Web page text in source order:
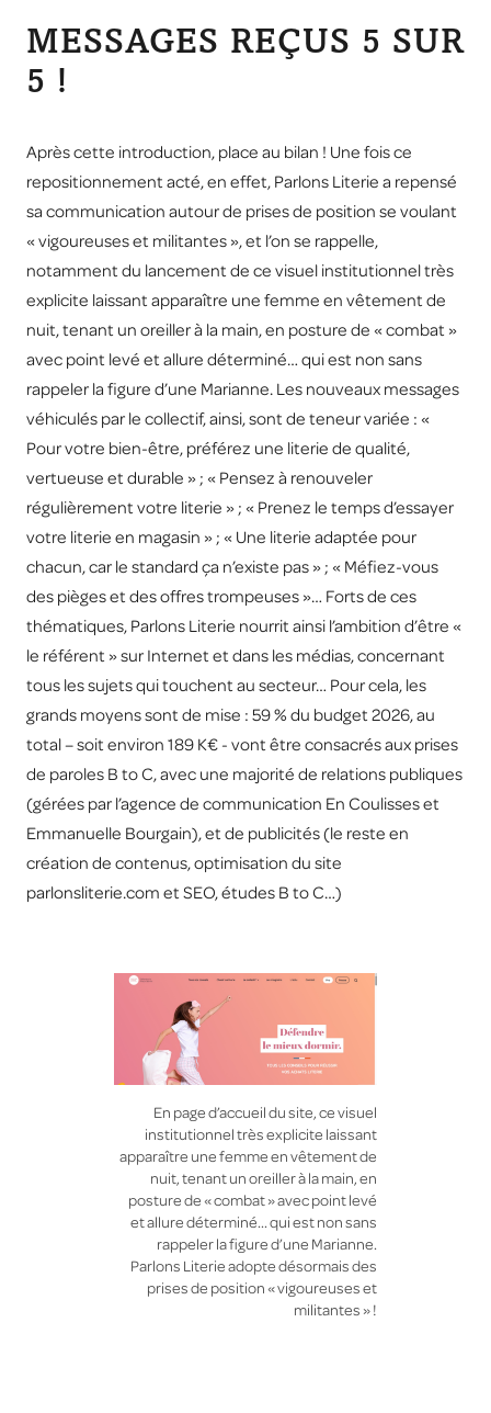
MESSAGES REÇUS 5 SUR
5 !
Après cette introduction, place au bilan ! Une fois ce
repositionnement acté, en effet, Parlons Literie a repensé
sa communication autour de prises de position se voulant
« vigoureuses et militantes », et l’on se rappelle,
notamment du lancement de ce visuel institutionnel très
explicite laissant apparaître une femme en vêtement de
nuit, tenant un oreiller à la main, en posture de « combat »
avec point levé et allure déterminé… qui est non sans
rappeler la figure d’une Marianne. Les nouveaux messages
véhiculés par le collectif, ainsi, sont de teneur variée : «
Pour votre bien-être, préférez une literie de qualité,
vertueuse et durable » ; « Pensez à renouveler
régulièrement votre literie » ; « Prenez le temps d’essayer
votre literie en magasin » ; « Une literie adaptée pour
chacun, car le standard ça n’existe pas » ; « Méfiez-vous
des pièges et des offres trompeuses »… Forts de ces
thématiques, Parlons Literie nourrit ainsi l’ambition d’être «
le référent » sur Internet et dans les médias, concernant
tous les sujets qui touchent au secteur… Pour cela, les
grands moyens sont de mise : 59 % du budget 2026, au
total – soit environ 189 K€ - vont être consacrés aux prises
de paroles B to C, avec une majorité de relations publiques
(gérées par l’agence de communication En Coulisses et
Emmanuelle Bourgain), et de publicités (le reste en
création de contenus, optimisation du site
parlonsliterie.com et SEO, études B to C…)
En page d’accueil du site, ce visuel
institutionnel très explicite laissant
apparaître une femme en vêtement de
nuit, tenant un oreiller à la main, en
posture de « combat » avec point levé
et allure déterminé… qui est non sans
rappeler la figure d’une Marianne.
Parlons Literie adopte désormais des
prises de position « vigoureuses et
militantes » !